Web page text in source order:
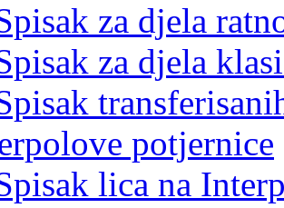
za djela
za djela
potjernice
lica na